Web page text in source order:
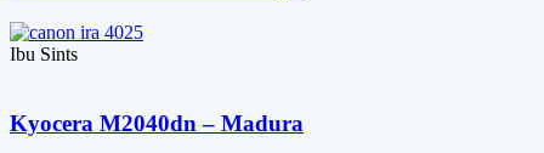
Ibu Sints
Kyocera M2040dn – Madura